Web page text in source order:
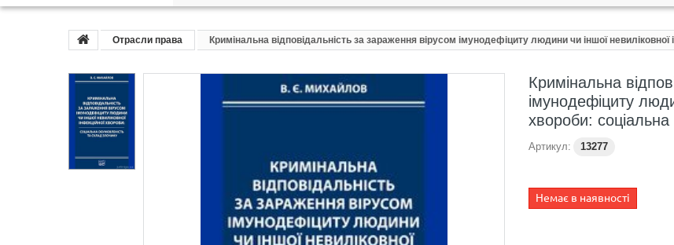
Отрасли права Кримінальна відповідальність за зараження вірусом імунодефіциту людини чи іншої
Кримінальна
імунодефіциту
хвороби:
Артикул: 13277
Немає в наявності